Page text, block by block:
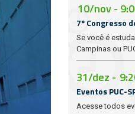
10/nov -
7º Congresso
Se você é
Campinas ou
31/dez -
Eventos PUC-
Acesse todos